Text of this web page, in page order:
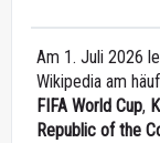
Am 1. Juli 2026
Wikipedia am
FIFA World Cup,
Republic of the